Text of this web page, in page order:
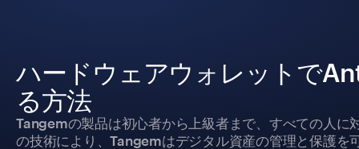
ハードウェアウォレットで
る方法
Tangemの製品は初心者から上級者まで、すべての人に
の技術により、Tangemはデジタル資産の管理と保護を